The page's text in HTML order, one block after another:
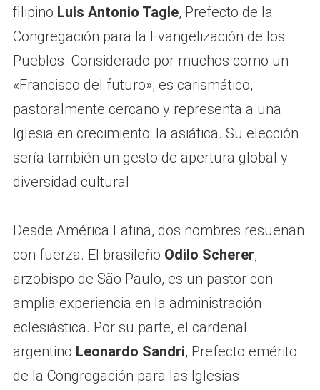
filipino Luis Antonio Tagle, Prefecto de la
Congregación para la Evangelización de los
Pueblos. Considerado por muchos como un
«Francisco del futuro», es carismático,
pastoralmente cercano y representa a una
Iglesia en crecimiento: la asiática. Su elección
sería también un gesto de apertura global y
diversidad cultural.
Desde América Latina, dos nombres resuenan
con fuerza. El brasileño Odilo Scherer,
arzobispo de São Paulo, es un pastor con
amplia experiencia en la administración
eclesiástica. Por su parte, el cardenal
argentino Leonardo Sandri, Prefecto emérito
de la Congregación para las Iglesias